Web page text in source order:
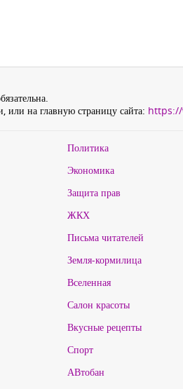
или на главную страницу сайта:
Политика
Экономика
Защита прав
ЖКХ
Письма читателей
Земля-кормилица
Вселенная
Салон красоты
Вкусные рецепты
Спорт
АВтобан